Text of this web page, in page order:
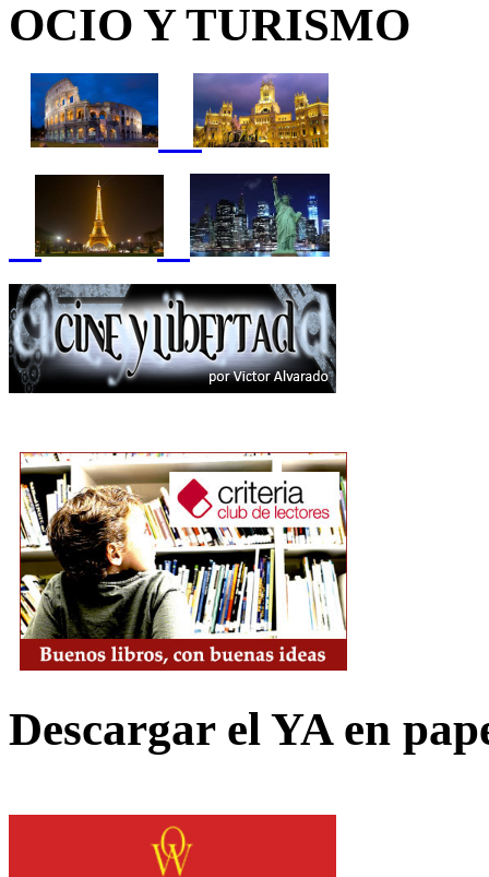
OCIO Y TURISMO
Descargar el YA en